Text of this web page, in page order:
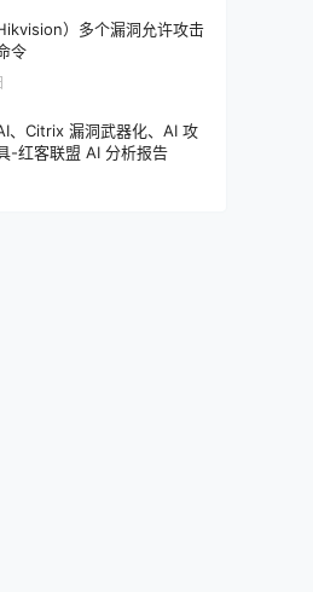
）多个漏洞允许攻击
令
、Citrix 漏洞武器化、AI 攻
-红客联盟 AI 分析报告